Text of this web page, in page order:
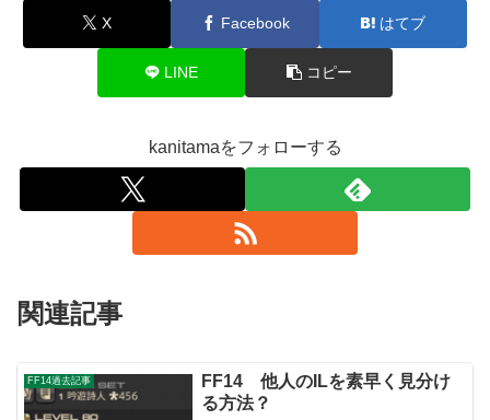
X Facebook はてブ
LINE コピー
kanitamaをフォローする
関連記事
FF14過去記事
FF14 他人のILを素早く見分け
る方法？